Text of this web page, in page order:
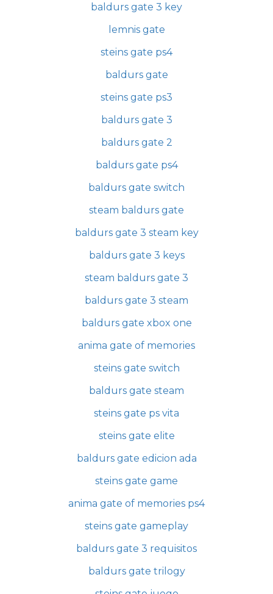
baldurs gate 3 key
lemnis gate
steins gate ps4
baldurs gate
steins gate ps3
baldurs gate 3
baldurs gate 2
baldurs gate ps4
baldurs gate switch
steam baldurs gate
baldurs gate 3 steam key
baldurs gate 3 keys
steam baldurs gate 3
baldurs gate 3 steam
baldurs gate xbox one
anima gate of memories
steins gate switch
baldurs gate steam
steins gate ps vita
steins gate elite
baldurs gate edicion ada
steins gate game
anima gate of memories ps4
steins gate gameplay
baldurs gate 3 requisitos
baldurs gate trilogy